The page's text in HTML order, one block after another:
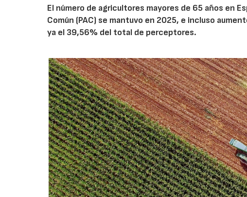
El número de agricultores mayores de 65 años en
Común (PAC) se mantuvo en 2025, e incluso
ya el 39,56% del total de perceptores.